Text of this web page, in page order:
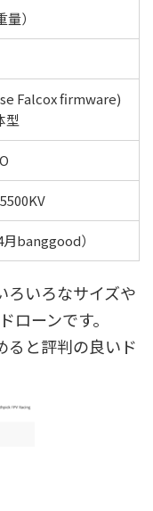
）
Falcox firmware)
型
banggood）
ろいろなサイズや
ローンです。
ると評判の良いド